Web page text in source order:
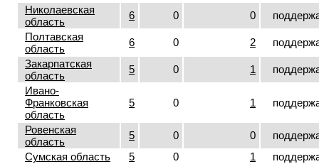
Николаевская
область
6 0 0
Полтавская
область
6 0 2
Закарпатская
область
5 0 1
Ивано-
Франковская
область
5 0 1
Ровенская
область
5 0 0
Сумская область
5 0 1